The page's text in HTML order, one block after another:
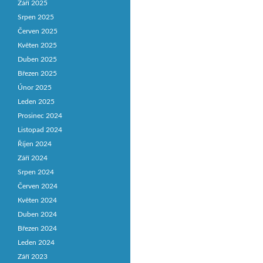
Září 2025
Srpen 2025
Červen 2025
Květen 2025
Duben 2025
Březen 2025
Únor 2025
Leden 2025
Prosinec 2024
Listopad 2024
Říjen 2024
Září 2024
Srpen 2024
Červen 2024
Květen 2024
Duben 2024
Březen 2024
Leden 2024
Září 2023